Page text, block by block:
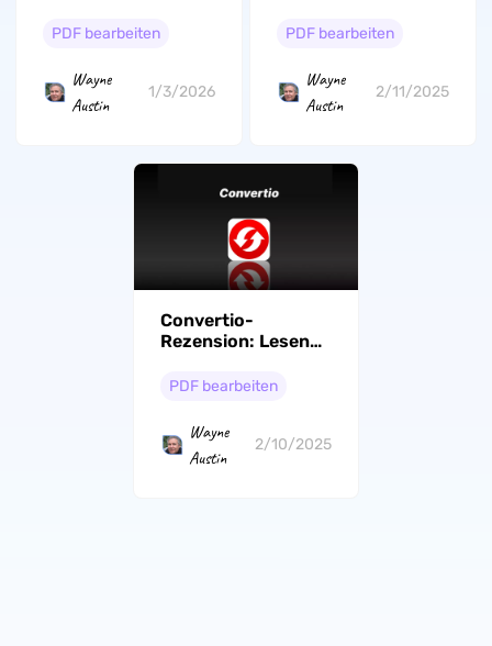
PDF bearbeiten
Wayne
Austin
1/3/2026
müssen
PDF bearbeiten
Wayne
Austin
2/11/2025
Convertio-
Rezension: Lesen
Verwendung.
PDF bearbeiten
Wayne
Austin
2/10/2025